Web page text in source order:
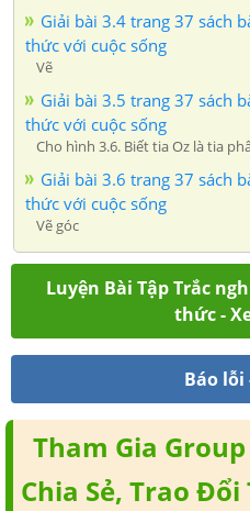
Giải bài 3.4 trang 37 sách
thức với cuộc sống
Vẽ
Giải bài 3.5 trang 37 sách
thức với cuộc sống
Cho hình 3.6. Biết tia Oz là tia
Giải bài 3.6 trang 37 sách
thức với cuộc sống
Vẽ góc
Luyện Bài Tập Trắc
thức -
Báo lỗi
Tham Gia
Chia Sẻ, Trao